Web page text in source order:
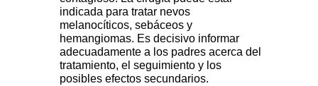
indicada para tratar nevos
melanocíticos, sebáceos y
hemangiomas. Es decisivo informar
adecuadamente a los padres acerca del
tratamiento, el seguimiento y los
posibles efectos secundarios.